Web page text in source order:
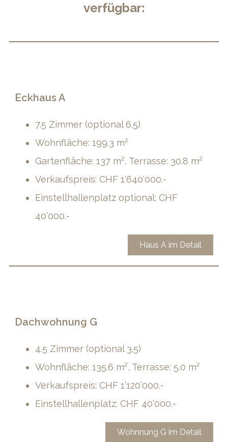
verfügbar:
Eckhaus A
7.5 Zimmer (optional 6.5)
Wohnfläche: 199.3 m²
Gartenfläche: 137 m², Terrasse: 30.8 m²
Verkaufspreis: CHF 1’640’000.-
Einstellhallenplatz optional: CHF
40’000.-
Haus A im Detail
Dachwohnung G
4.5 Zimmer (optional 3.5)
Wohnfläche: 135.6 m², Terrasse: 5.0 m²
Verkaufspreis: CHF 1’120’000.-
Einstellhallenplatz: CHF 40’000.-
Wohnnung G im Detail